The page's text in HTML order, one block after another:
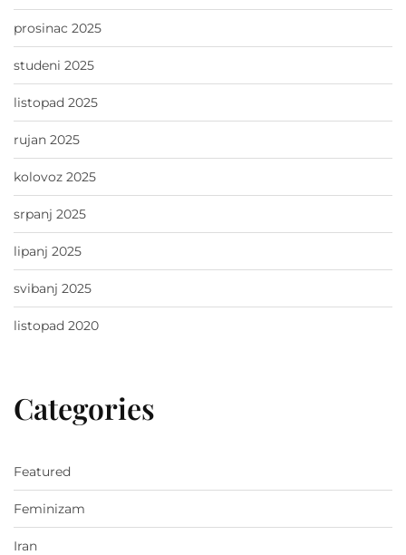
prosinac 2025
studeni 2025
listopad 2025
rujan 2025
kolovoz 2025
srpanj 2025
lipanj 2025
svibanj 2025
listopad 2020
Categories
Featured
Feminizam
Iran